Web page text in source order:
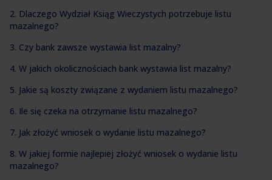
2. Dlaczego Wydział Ksiąg Wieczystych potrzebuje listu
mazalnego?
3. Czy bank zawsze wystawia list mazalny?
4. W jakich okolicznościach bank wystawia list mazalny?
5. Jakie są koszty związane z wydaniem listu mazalnego?
6. Ile się czeka na otrzymanie listu mazalnego?
7. Jak złożyć wniosek o wydanie listu mazalnego?
8. W jakiej formie najlepiej złożyć wniosek o wydanie listu
mazalnego?